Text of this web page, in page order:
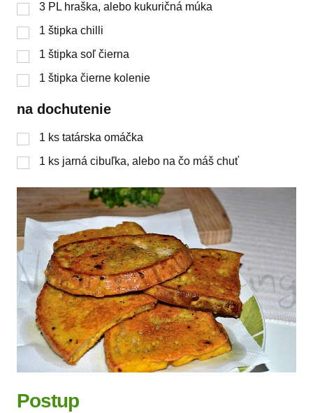
3 PL hraška, alebo kukuričná múka
1 štipka chilli
1 štipka soľ čierna
1 štipka čierne kolenie
na dochutenie
1 ks tatárska omáčka
1 ks jarná cibuľka, alebo na čo máš chuť
Postup